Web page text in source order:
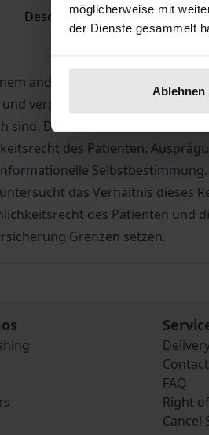
möglicherweise mit
der Dienste gesammelt
Ablehnen
Description
anderen Bereich fließen
verpflichtet, der
sind. Diese ärztlichen
des Patienten.
Selbstbestimmung.
das Verhältnis dieses
des Patienten und
Grenzen setzen.
Contact
FAQ
Right
Cancel